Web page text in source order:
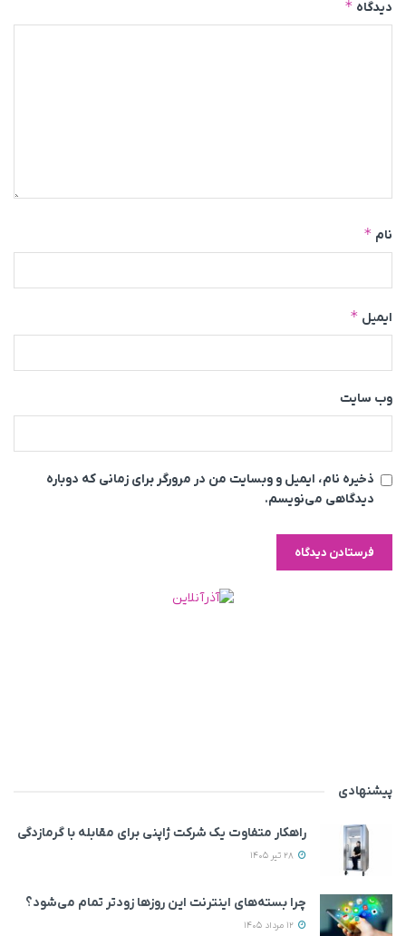
دیدگاه *
نام *
ایمیل *
وب‌ سایت
ذخیره نام، ایمیل و وبسایت من در مرورگر برای زمانی که دوباره
دیدگاهی می‌نویسم.
پیشنهادی
راهکار متفاوت یک شرکت ژاپنی برای مقابله با گرمازدگی
چرا بسته‌های اینترنت این روزها زودتر تمام می‌شود؟